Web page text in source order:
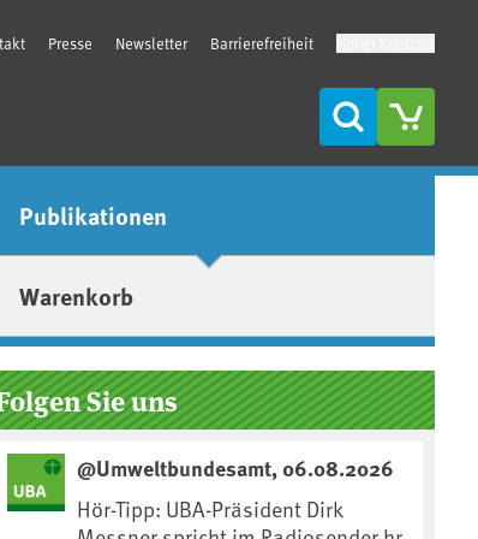
Presse Newsletter Barrierefreiheit
Suche
Seitenleiste
Publikationen
Warenkorb
Sie uns
@Umweltbundesamt, 06.08.2026
Hör-Tipp: UBA-Präsident Dirk